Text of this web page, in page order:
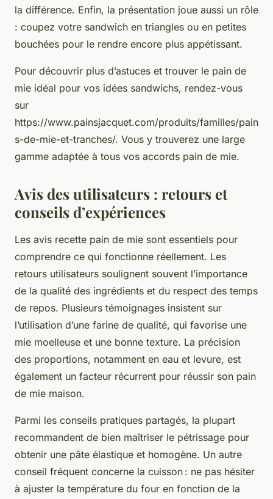
la différence. Enfin, la présentation joue aussi un rôle
: coupez votre sandwich en triangles ou en petites
bouchées pour le rendre encore plus appétissant.
Pour découvrir plus d’astuces et trouver le pain de
mie idéal pour vos idées sandwichs, rendez-vous
sur
https://www.painsjacquet.com/produits/familles/pain
s-de-mie-et-tranches/. Vous y trouverez une large
gamme adaptée à tous vos accords pain de mie.
Avis des utilisateurs : retours et
conseils d’expériences
Les avis recette pain de mie sont essentiels pour
comprendre ce qui fonctionne réellement. Les
retours utilisateurs soulignent souvent l’importance
de la qualité des ingrédients et du respect des temps
de repos. Plusieurs témoignages insistent sur
l’utilisation d’une farine de qualité, qui favorise une
mie moelleuse et une bonne texture. La précision
des proportions, notamment en eau et levure, est
également un facteur récurrent pour réussir son pain
de mie maison.
Parmi les conseils pratiques partagés, la plupart
recommandent de bien maîtriser le pétrissage pour
obtenir une pâte élastique et homogène. Un autre
conseil fréquent concerne la cuisson : ne pas hésiter
à ajuster la température du four en fonction de la